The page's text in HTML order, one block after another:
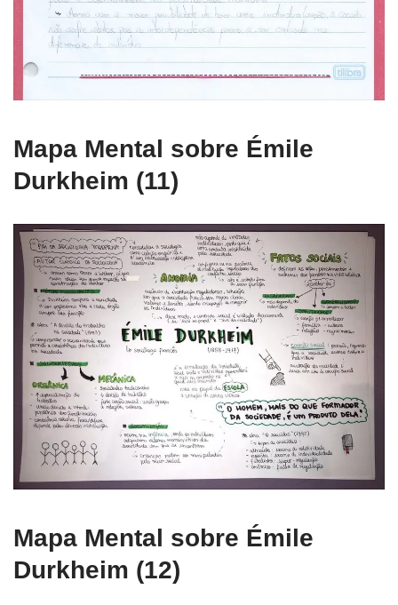
Mapa Mental sobre Émile
Durkheim (11)
Mapa Mental sobre Émile
Durkheim (12)